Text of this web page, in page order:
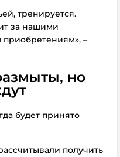
тренируется.
за нашими
–
но
будет принято
получить